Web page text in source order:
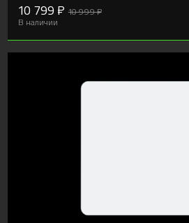
10 799 ₽ 10 999 ₽
В наличии